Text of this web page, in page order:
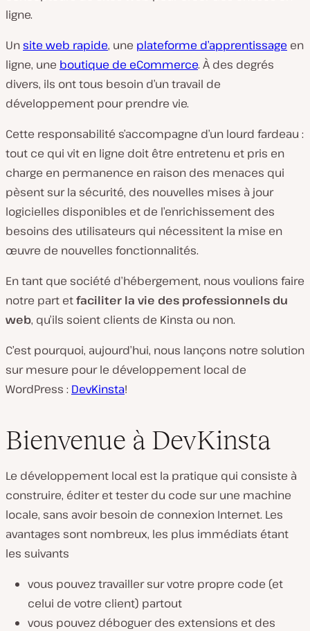
ligne.
Unsite web rapide, une plateforme d’apprentissage en
ligne, une boutique de eCommerce. À des degrés
divers, ils ont tous besoin d’un travail de
développement pour prendre vie.
Cette responsabilité s’accompagne d’un lourd fardeau :
tout ce qui vit en ligne doit être entretenu et pris en
charge en permanence en raison des menaces qui
pèsent sur la sécurité, des nouvelles mises à jour
logicielles disponibles et de l’enrichissement des
besoins des utilisateurs qui nécessitent la mise en
œuvre de nouvelles fonctionnalités.
En tant que société d’hébergement, nous voulions faire
notre part etfaciliter la vie des professionnels du
web, qu’ils soient clients de Kinsta ou non.
C’est pourquoi, aujourd’hui, nous lançons notre solution
sur mesure pour le développement local de
WordPress : DevKinsta!
Bienvenue à DevKinsta
Le développement local est la pratique qui consiste à
construire, éditer et tester du code sur une machine
locale, sans avoir besoin de connexion Internet. Les
avantages sont nombreux, les plus immédiats étant
les suivants
vous pouvez travailler sur votre propre code (et
celui de votre client) partout
vous pouvez déboguer des extensions et des